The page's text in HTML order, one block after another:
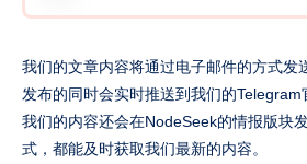
有机会参与抽奖。 * 每周将随机
采纳投稿奖励： * 被采用的投稿
介服务免费优惠券。 3. 月度有效
励： * 每月最后一天，根据后台
式和相同网站注册的电子邮箱账
我们的文章内容将通过电子邮件的方式发
发布的同时会实时推送到我们的Telegram
我们的内容还会在NodeSeek的情报版块
式，都能及时获取我们最新的内容。